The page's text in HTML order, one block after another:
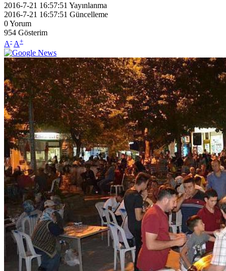
2016-7-21 16:57:51 Yayınlanma
2016-7-21 16:57:51 Güncelleme
0Yorum
954 Gösterim
A- A+